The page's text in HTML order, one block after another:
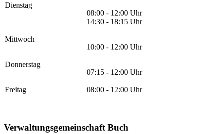
Dienstag
08:00 - 12:00 Uhr
14:30 - 18:15 Uhr
Mittwoch
10:00 - 12:00 Uhr
Donnerstag
07:15 - 12:00 Uhr
Freitag 08:00 - 12:00 Uhr
Verwaltungsgemeinschaft Buch